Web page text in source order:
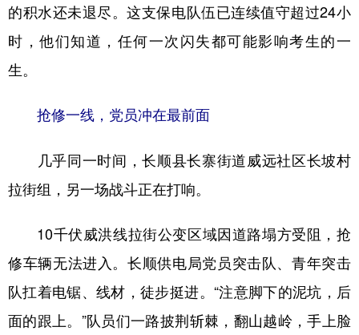
的积水还未退尽。这支保电队伍已连续值守超过24小
时，他们知道，任何一次闪失都可能影响考生的一
生。
抢修一线，党员冲在最前面
几乎同一时间，长顺县长寨街道威远社区长坡村
拉街组，另一场战斗正在打响。
10千伏威洪线拉街公变区域因道路塌方受阻，抢
修车辆无法进入。长顺供电局党员突击队、青年突击
队扛着电锯、线材，徒步挺进。“注意脚下的泥坑，后
面的跟上。”队员们一路披荆斩棘，翻山越岭，手上脸